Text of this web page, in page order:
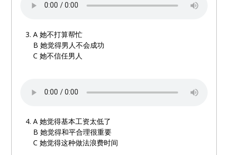
A 她不打算帮忙
B 她觉得男人不会成功
C 她不信任男人
A 她觉得基本工资太低了
B 她觉得和平合理很重要
C 她觉得这种做法浪费时间